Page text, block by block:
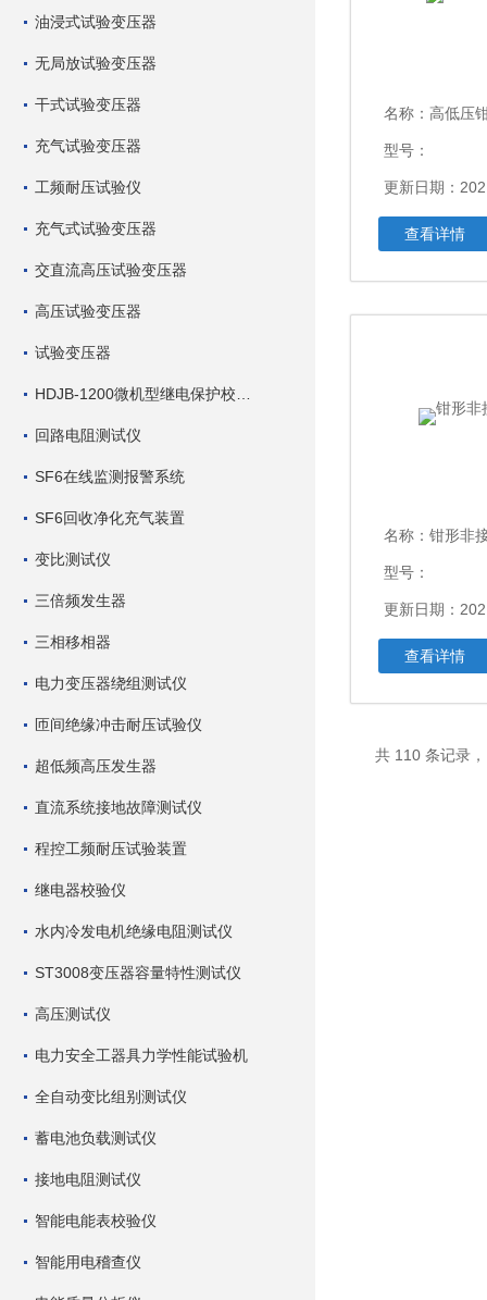
油浸式试验变压器
无局放试验变压器
干式试验变压器
充气试验变压器
工频耐压试验仪
充气式试验变压器
交直流高压试验变压器
高压试验变压器
试验变压器
回路电阻测试仪
SF6在线监测报警系统
SF6回收净化充气装置
变比测试仪
三倍频发生器
三相移相器
电力变压器绕组测试仪
匝间绝缘冲击耐压试验仪
超低频高压发生器
直流系统接地故障测试仪
程控工频耐压试验装置
继电器校验仪
水内冷发电机绝缘电阻测试仪
ST3008变压器容量特性测试仪
高压测试仪
电力安全工器具力学性能试验机
全自动变比组别测试仪
蓄电池负载测试仪
接地电阻测试仪
智能电能表校验仪
智能用电稽查仪
名称： 高低压
型号：
更新日期：
查看详情
名称： 钳形非
型号：
更新日期：
查看详情
共 110 条记录